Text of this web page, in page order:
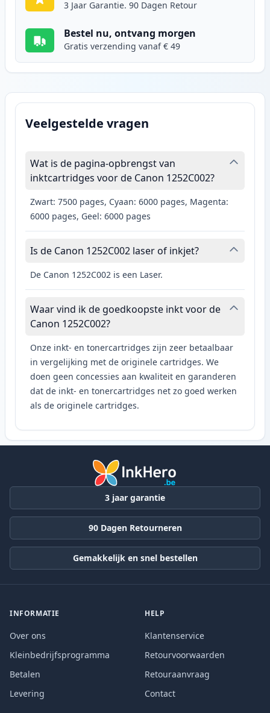
3 Jaar Garantie. 90 Dagen Retour
Bestel nu, ontvang morgen
Gratis verzending vanaf € 49
Veelgestelde vragen
Wat is de pagina-opbrengst van
inktcartridges voor de Canon 1252C002?
Zwart: 7500 pages, Cyaan: 6000 pages, Magenta:
6000 pages, Geel: 6000 pages
Is de Canon 1252C002 laser of inkjet?
De Canon 1252C002 is een Laser.
Waar vind ik de goedkoopste inkt voor de
Canon 1252C002?
Onze inkt- en tonercartridges zijn zeer betaalbaar
in vergelijking met de originele cartridges. We
doen geen concessies aan kwaliteit en garanderen
dat de inkt- en tonercartridges net zo goed werken
als de originele cartridges.
3 jaar garantie
90 Dagen Retourneren
Gemakkelijk en snel bestellen
INFORMATIE
Over ons
Kleinbedrijfsprogramma
Betalen
Levering
HELP
Klantenservice
Retourvoorwaarden
Retouraanvraag
Contact